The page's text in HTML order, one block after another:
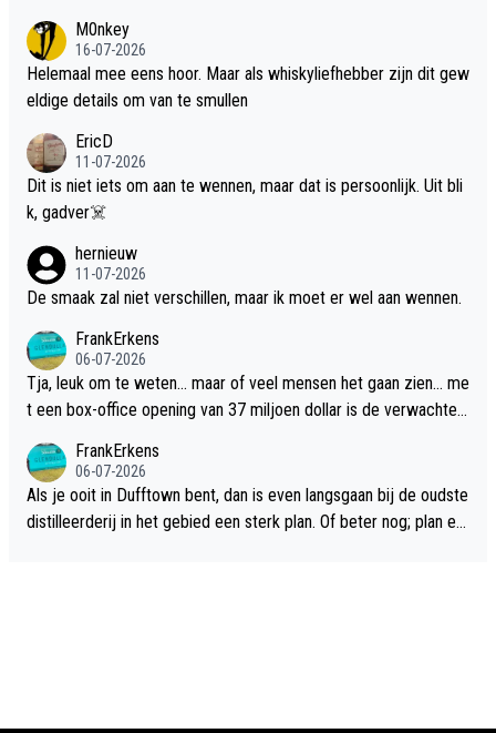
M0nkey
16-07-2026
Helemaal mee eens hoor. Maar als whiskyliefhebber zijn dit gew
eldige details om van te smullen
EricD
11-07-2026
Dit is niet iets om aan te wennen, maar dat is persoonlijk. Uit bli
k, gadver☠️
hernieuw
11-07-2026
De smaak zal niet verschillen, maar ik moet er wel aan wennen.
FrankErkens
06-07-2026
Tja, leuk om te weten... maar of veel mensen het gaan zien... me
t een box-office opening van 37 miljoen dollar is de verwachte
FrankErkens
06-07-2026
Als je ooit in Dufftown bent, dan is even langsgaan bij de oudste
distilleerderij in het gebied een sterk plan. Of beter nog; plan ee